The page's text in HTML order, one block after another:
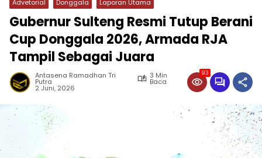
Advetorial Donggala Laporan Utama
Gubernur Sulteng Resmi Tutup Berani
Cup Donggala 2026, Armada RJA
Tampil Sebagai Juara
Antasena Ramadhan Tri
Putra
3 Min
Baca
2 Juni, 2026
93